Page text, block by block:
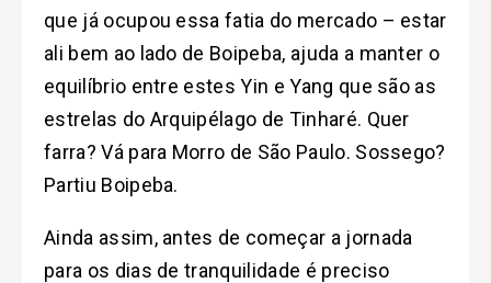
que já ocupou essa fatia do mercado – estar
ali bem ao lado de Boipeba, ajuda a manter o
equilíbrio entre estes Yin e Yang que são as
estrelas do Arquipélago de Tinharé. Quer
farra? Vá para Morro de São Paulo. Sossego?
Partiu Boipeba.
Ainda assim, antes de começar a jornada
para os dias de tranquilidade é preciso